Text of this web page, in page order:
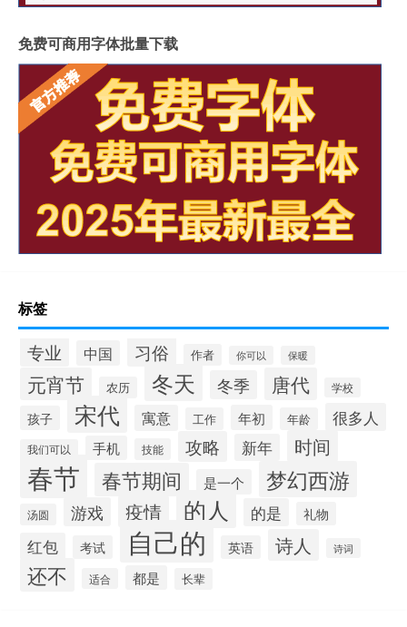
免费可商用字体批量下载
标签
专业 中国 习俗 作者 你可以 保暖
元宵节 农历 冬天 冬季 唐代 学校
孩子 宋代 寓意 工作 年初 年龄 很多人
我们可以 手机 技能 攻略 新年 时间
春节 春节期间 是一个 梦幻西游
汤圆 游戏 疫情 的人 的是 礼物
红包 考试 自己的 英语 诗人 诗词
还不 适合 都是 长辈